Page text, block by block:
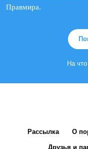
Правмира.
На
Рассылка О
Друзья и